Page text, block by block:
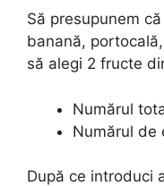
Să presupunem
banană,
să alegi 2 fructe
Numărul
Numărul de
După ce introduci